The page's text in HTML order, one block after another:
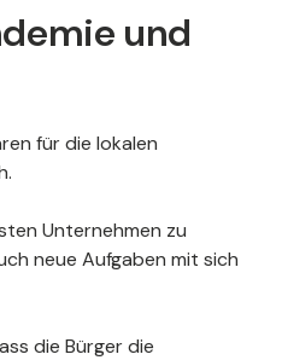
und
für die lokalen
Unternehmen zu
neue Aufgaben mit sich
die Bürger die